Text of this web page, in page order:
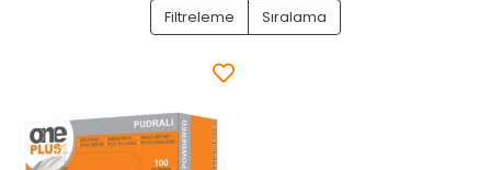
Filtreleme Sıralama